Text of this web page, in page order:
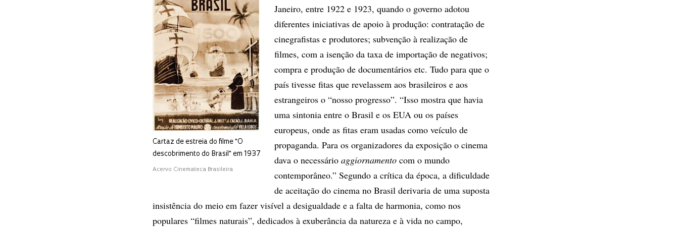
Cartaz de estreia do filme "O
descobrimento do Brasil" em 1937
Acervo Cinemateca Brasileira
Janeiro, entre 1922 e 1923, quando o governo adotou
diferentes iniciativas de apoio à produção: contratação de
cinegrafistas e produtores; subvenção à realização de
filmes, com a isenção da taxa de importação de negativos;
compra e produção de documentários etc. Tudo para que o
país tivesse fitas que revelassem aos brasileiros e aos
estrangeiros o “nosso progresso”. “Isso mostra que havia
uma sintonia entre o Brasil e os EUA ou os países
europeus, onde as fitas eram usadas como veículo de
propaganda. Para os organizadores da exposição o cinema
dava o necessário aggiornamento com o mundo
contemporâneo.” Segundo a crítica da época, a dificuldade
de aceitação do cinema no Brasil derivaria de uma suposta
insistência do meio em fazer visível a desigualdade e a falta de harmonia, como nos
populares “filmes naturais”, dedicados à exuberância da natureza e à vida no campo,